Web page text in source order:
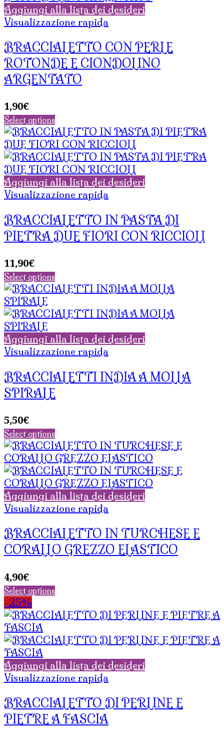
Aggiungi alla lista dei desideri
Visualizzazione rapida
BRACCIALETTO CON PERLE
ROTONDE E CIONDOLINO
ARGENTATO
1,90€
Select options
Aggiungi alla lista dei desideri
Visualizzazione rapida
BRACCIALETTO IN PASTA DI
PIETRA DUE FIORI CON RICCIOLI
11,90€
Select options
Aggiungi alla lista dei desideri
Visualizzazione rapida
BRACCIALETTI INDIA A MOLLA
SPIRALE
5,50€
Select options
Aggiungi alla lista dei desideri
Visualizzazione rapida
BRACCIALETTO IN TURCHESE E
CORALLO GREZZO ELASTICO
4,90€
Select options
-25%
Aggiungi alla lista dei desideri
Visualizzazione rapida
BRACCIALETTO DI PERLINE E
PIETRE A FASCIA